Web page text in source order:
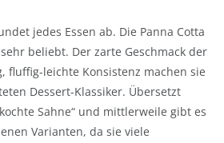
jedes Essen ab. Die Panna Cotta
beliebt. Der zarte Geschmack der
fluffig-leichte Konsistenz machen sie
Dessert-Klassiker. Übersetzt
Sahne“ und mittlerweile gibt es
Varianten, da sie viele